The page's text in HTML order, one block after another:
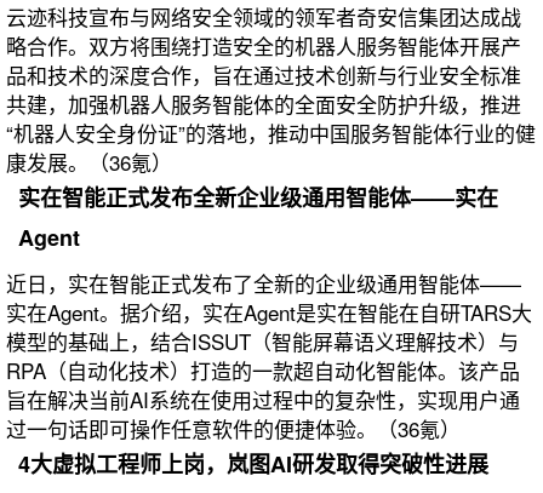
云迹科技宣布与网络安全领域的领军者奇安信集团达成战
略合作。双方将围绕打造安全的机器人服务智能体开展产
品和技术的深度合作，旨在通过技术创新与行业安全标准
共建，加强机器人服务智能体的全面安全防护升级，推进
“机器人安全身份证”的落地，推动中国服务智能体行业的健
康发展。（36氪）
实在智能正式发布全新企业级通用智能体——实在
Agent
近日，实在智能正式发布了全新的企业级通用智能体——
实在Agent。据介绍，实在Agent是实在智能在自研TARS大
模型的基础上，结合ISSUT（智能屏幕语义理解技术）与
RPA（自动化技术）打造的一款超自动化智能体。该产品
旨在解决当前AI系统在使用过程中的复杂性，实现用户通
过一句话即可操作任意软件的便捷体验。（36氪）
4大虚拟工程师上岗，岚图AI研发取得突破性进展